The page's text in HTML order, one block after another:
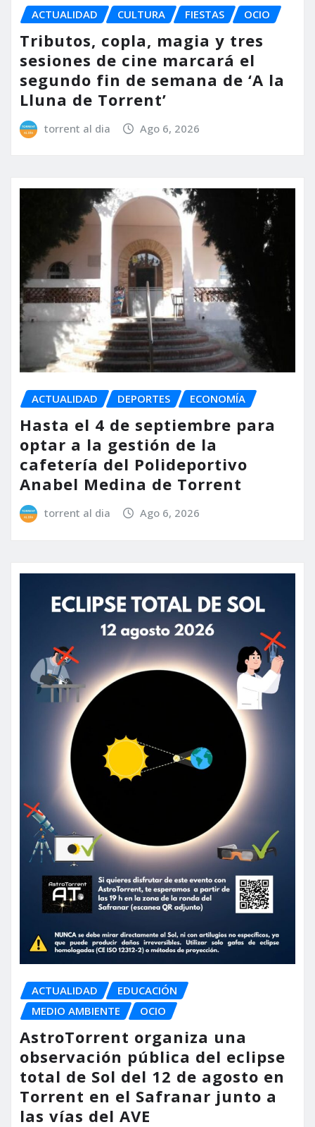
ACTUALIDAD CULTURA FIESTAS OCIO
Tributos, copla, magia y tres
sesiones de cine marcará el
segundo fin de semana de ‘A la
Lluna de Torrent’
torrent al dia Ago 6, 2026
ACTUALIDAD DEPORTES ECONOMÍA
Hasta el 4 de septiembre para
optar a la gestión de la
cafetería del Polideportivo
Anabel Medina de Torrent
torrent al dia Ago 6, 2026
ACTUALIDAD
EDUCACIÓN
MEDIO AMBIENTE
OCIO
AstroTorrent organiza una
observación pública del eclipse
total de Sol del 12 de agosto en
Torrent en el Safranar junto a
las vías del AVE